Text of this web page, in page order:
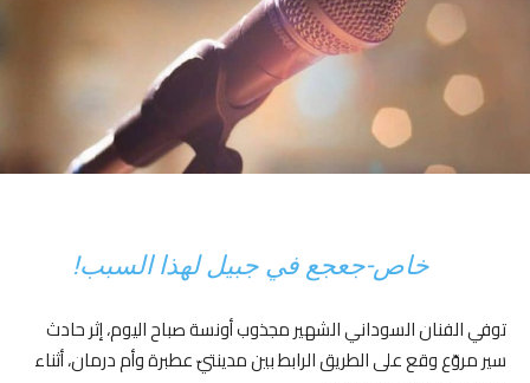
خاص-جعجع في جبيل لهذا السبب!
توفي الفنان السوداني الشهير مجذوب أونسة صباح اليوم، إثر حادث
سير مروّع وقع على الطريق الرابط بين مدينتيّ عطبرة وأم درمان، أثناء